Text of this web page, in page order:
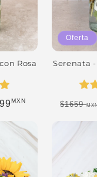
Rosa
de oferta
MXN
Oferta
Serenata
Precio
$1659